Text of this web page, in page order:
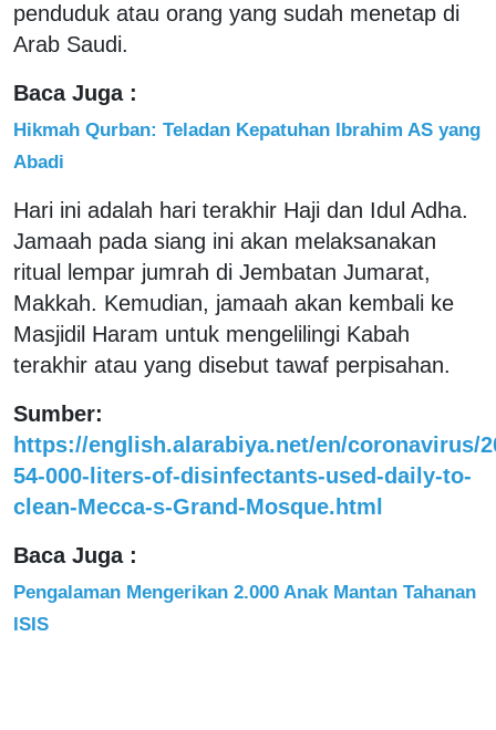
penduduk atau orang yang sudah menetap di
Arab Saudi.
Baca Juga :
Hikmah Qurban: Teladan Kepatuhan Ibrahim AS yang
Abadi
Hari ini adalah hari terakhir Haji dan Idul Adha.
Jamaah pada siang ini akan melaksanakan
ritual lempar jumrah di Jembatan Jumarat,
Makkah. Kemudian, jamaah akan kembali ke
Masjidil Haram untuk mengelilingi Kabah
terakhir atau yang disebut tawaf perpisahan.
Sumber:
https://english.alarabiya.net/en/coronavirus/
54-000-liters-of-disinfectants-used-daily-to-
clean-Mecca-s-Grand-Mosque.html
Baca Juga :
Pengalaman Mengerikan 2.000 Anak Mantan Tahanan
ISIS